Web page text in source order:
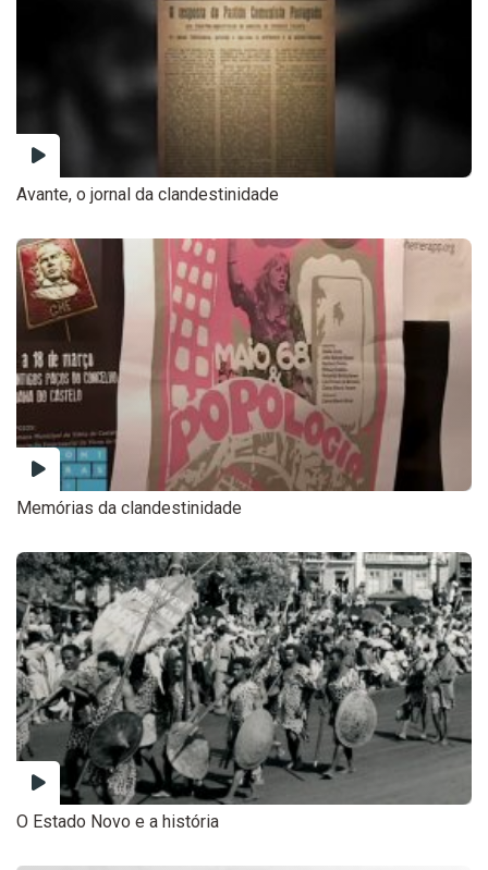
Avante, o jornal da clandestinidade
Memórias da clandestinidade
O Estado Novo e a história